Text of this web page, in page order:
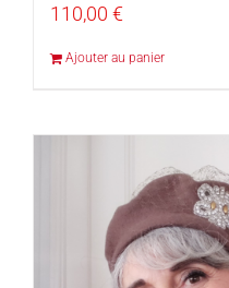
110,00 €
Ajouter au panier